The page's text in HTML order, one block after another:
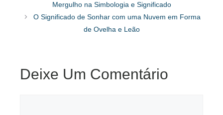
Mergulho na Simbologia e Significado
O Significado de Sonhar com uma Nuvem em Forma
de Ovelha e Leão
Deixe Um Comentário